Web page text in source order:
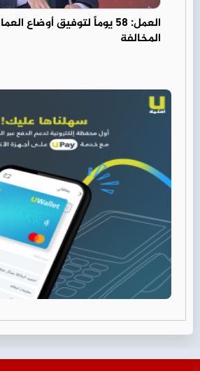
العمل: 58 يوماً لتوفيق أوضاع
المخالفة